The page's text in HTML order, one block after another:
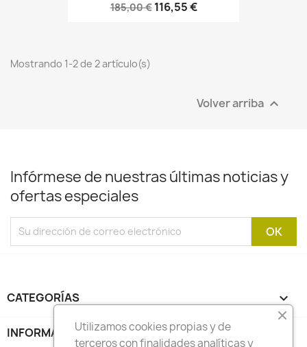
185,00 € 116,55 €
Mostrando 1-2 de 2 artículo(s)
Volver arriba 
Infórmese de nuestras últimas noticias y
ofertas especiales
CATEGORÍAS 
INFORMACIÓNUtilizamos cookies propias y de
terceros con finalidades analíticas y